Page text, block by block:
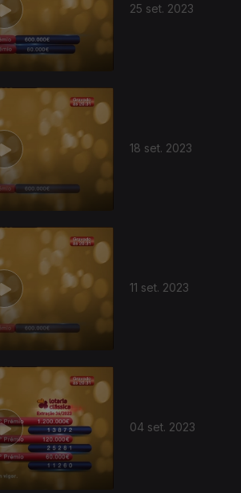
25 set. 2023
18 set. 2023
11 set. 2023
04 set. 2023